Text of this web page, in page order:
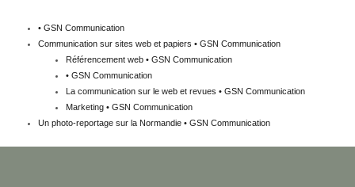
• GSN Communication
Communication sur sites web et papiers • GSN Communication
Référencement web • GSN Communication
• GSN Communication
La communication sur le web et revues • GSN Communication
Marketing • GSN Communication
Un photo-reportage sur la Normandie • GSN Communication